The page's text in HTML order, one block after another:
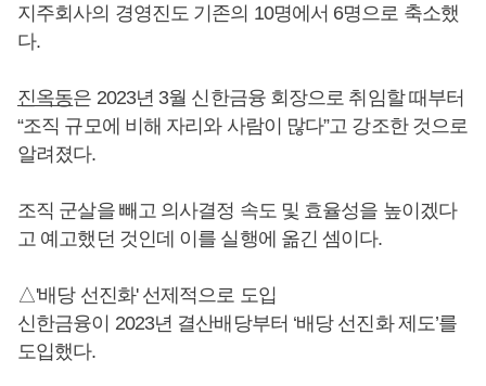
지주회사의 경영진도 기존의 10명에서 6명으로 축소했
다.
진옥동은 2023년 3월 신한금융 회장으로 취임할 때부터
“조직 규모에 비해 자리와 사람이 많다”고 강조한 것으로
알려졌다.
조직 군살을 빼고 의사결정 속도 및 효율성을 높이겠다
고 예고했던 것인데 이를 실행에 옮긴 셈이다.
△'배당 선진화' 선제적으로 도입
신한금융이 2023년 결산배당부터 ‘배당 선진화 제도’를
도입했다.